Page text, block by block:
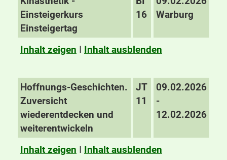
Einsteigerkurs
Einsteigertag
16
Warburg
Inhalt zeigen I Inhalt ausblenden
Hoffnungs-Geschichten.
Zuversicht
wiederentdecken und
weiterentwickeln
JT
11
09.02.2026
-
12.02.2026
Inhalt zeigen I Inhalt ausblenden